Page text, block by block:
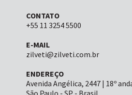
CONTATO
+55 11 3254 5500
E-MAIL
zilveti@zilveti.com.br
ENDEREÇO
Avenida Angélica, 2447 | 18º